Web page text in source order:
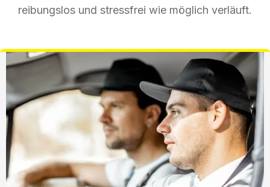
reibungslos und stressfrei wie möglich verläuft.